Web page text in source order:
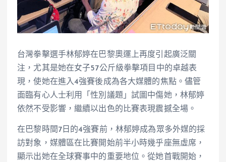
台灣拳擊選手林郁婷在巴黎奧運上再度引起廣泛關
注，尤其是她在女子57公斤級拳擊項目中的卓越表
現，使她在進入4強賽後成為各大媒體的焦點。儘管
面臨有心人士利用「性別議題」試圖中傷她，林郁婷
依然不受影響，繼續以出色的比賽表現震撼全場。
在巴黎時間7日的4強賽前，林郁婷成為眾多外媒的採
訪對象，媒體區在比賽開始前半小時幾乎座無虛席，
顯示出她在全球賽事中的重要地位。從她首戰開始，